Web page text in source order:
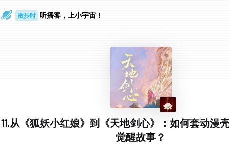
散步时 听播客，上小宇宙！
11.从《狐妖小红娘》到《天地剑心》：如何套动漫
觉醒故事？